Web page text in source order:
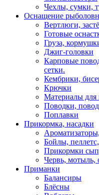
Чехлы, сумки,
Оснащение
Вертлюги,
Готовые
Груза,
Джиг-головки
Карповые
сетки.
Кембрики,
Крючки
Материалы для
Поводки,
Поплавки
Прикормка, насадки
Бойлы,
Прикормки
Червь,
Приманки
Балансиры
Блёсны